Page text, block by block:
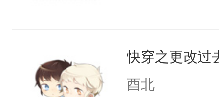
天道所眷顾的
手共渡余生了
苦难。因为他
快穿之更改过
酉北